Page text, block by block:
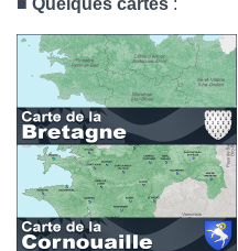
■ Quelques cartes :